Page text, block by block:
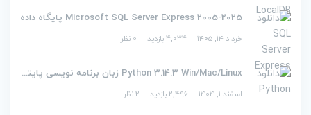
2005-2025 Microsoft SQL Server Express پایگاه داده
خرداد ۱۴, ۱۴۰۵ 4,034 بازدید 0 نظر
Python 3.14.3 Win/Mac/Linux زبان برنامه نویسی پایتون
اسفند ۱, ۱۴۰۴ 2,496 بازدید 2 نظر